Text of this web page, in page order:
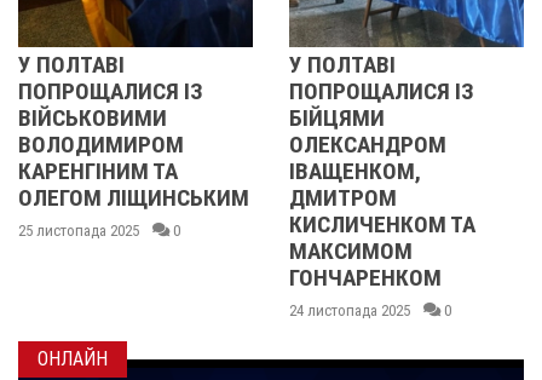
ІЗ
0
ПОПРОЩАЛИСЯ ІЗ
БІЙЦЯМИ
ОЛЕКСАНДРОМ
ІВАЩЕНКОМ,
ДМИТРОМ
КИСЛИЧЕНКОМ ТА
0
2013 ОЧИМА
21 листопада 2025
ОНЛАЙН